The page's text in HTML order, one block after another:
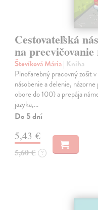
Cestovateľská
na
Števíková Mária| Kniha
Plnofarebný pracovný zošit
násobenie a delenie,
obore do 100) a prepája
jazyka,…
Do 5 dní
5,43 €
5,60 € ?